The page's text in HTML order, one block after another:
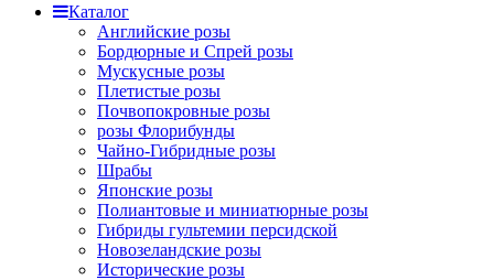
Каталог
Английские розы
Бордюрные и Спрей розы
Мускусные розы
Плетистые розы
Почвопокровные розы
розы Флорибунды
Чайно-Гибридные розы
Шрабы
Японские розы
Полиантовые и миниатюрные розы
Гибриды гультемии персидской
Новозеландские розы
Исторические розы